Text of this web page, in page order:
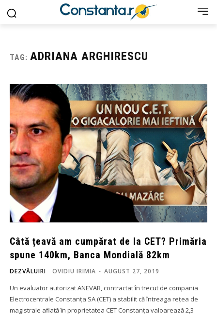
TAG: ADRIANA ARGHIRESCU
Câtă țeavă am cumpărat de la CET? Primăria
spune 140km, Banca Mondială 82km
DEZVĂLUIRI OVIDIU IRIMIA - AUGUST 27, 2019
Un evaluator autorizat ANEVAR, contractat în trecut de compania
Electrocentrale Constanța SA (CET) a stabilit că întreaga rețea de
magistrale aflată în proprietatea CET Constanța valoarează 2,3